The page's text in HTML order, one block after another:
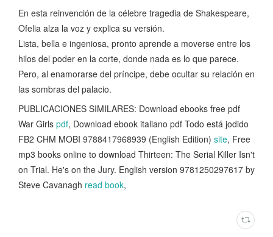
En esta reinvención de la célebre tragedia de Shakespeare,
Ofelia alza la voz y explica su versión.
Lista, bella e ingeniosa, pronto aprende a moverse entre los
hilos del poder en la corte, donde nada es lo que parece.
Pero, al enamorarse del príncipe, debe ocultar su relación en
las sombras del palacio.
PUBLICACIONES SIMILARES: Download ebooks free pdf
War Girls pdf, Download ebook italiano pdf Todo está jodido
FB2 CHM MOBI 9788417968939 (English Edition) site, Free
mp3 books online to download Thirteen: The Serial Killer Isn't
on Trial. He's on the Jury. English version 9781250297617 by
Steve Cavanagh read book,